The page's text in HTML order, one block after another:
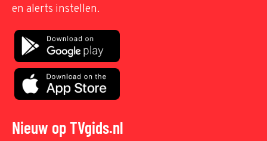
en alerts instellen.
Nieuw op TVgids.nl